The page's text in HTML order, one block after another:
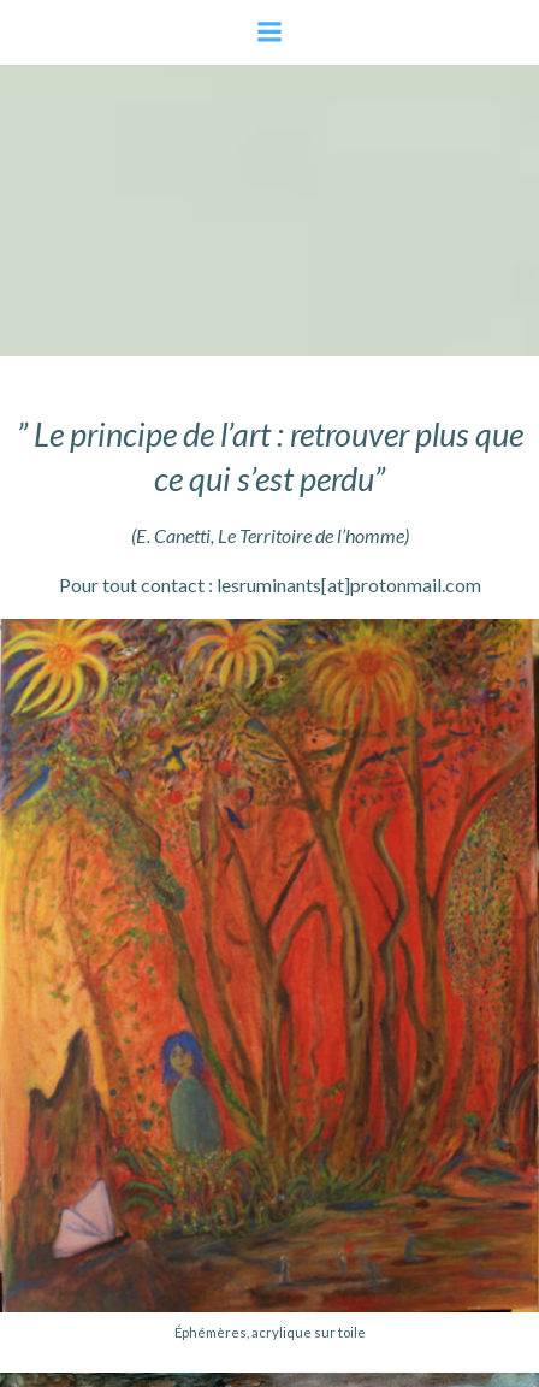
au
contenu
” Le principe de l’art : retrouver plus que
ce qui s’est perdu”
(E. Canetti, Le Territoire de l’homme)
Pour tout contact : lesruminants[at]protonmail.com
Éphémères, acrylique sur toile